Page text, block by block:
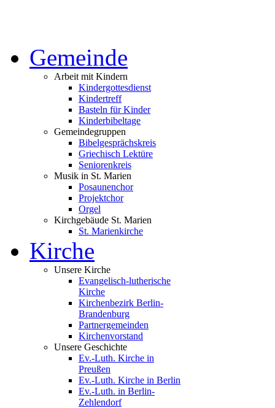
Gemeinde
Arbeit mit Kindern
Kindergottesdienst
Kindertreff
Basteln für Kinder
Kinderbibeltage
Gemeindegruppen
Bibelgesprächskreis
Griechisch Lektüre
Seniorenkreis
Musik in St. Marien
Posaunenchor
Projektchor
Orgel
Kirchgebäude St. Marien
St. Marienkirche
Kirche
Unsere Kirche
Evangelisch-lutherische
Kirche
Kirchenbezirk Berlin-
Brandenburg
Partnergemeinden
Kirchenvorstand
Unsere Geschichte
Ev.-Luth. Kirche in
Preußen
Ev.-Luth. Kirche in Berlin
Ev.-Luth. in Berlin-
Zehlendorf